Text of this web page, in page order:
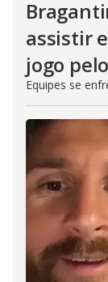
assistir
jogo
Equipes se